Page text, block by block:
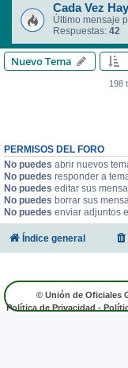
Cada Vez
Último mensaje
Respuestas: 42
Nuevo Tema
198
PERMISOS DEL FORO
No puedes abrir nuevos
No puedes responder a
No puedes editar sus
No puedes borrar sus
No puedes enviar adjuntos
Índice general
© Unión de Oficiales
Política de Privacidad-